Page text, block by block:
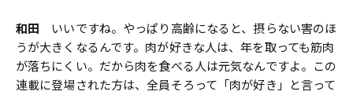
和田 いいですね。やっぱり高齢になると、摂らない害のほ
うが大きくなるんです。肉が好きな人は、年を取っても筋肉
が落ちにくい。だから肉を食べる人は元気なんですよ。この
連載に登場された方は、全員そろって「肉が好き」と言って